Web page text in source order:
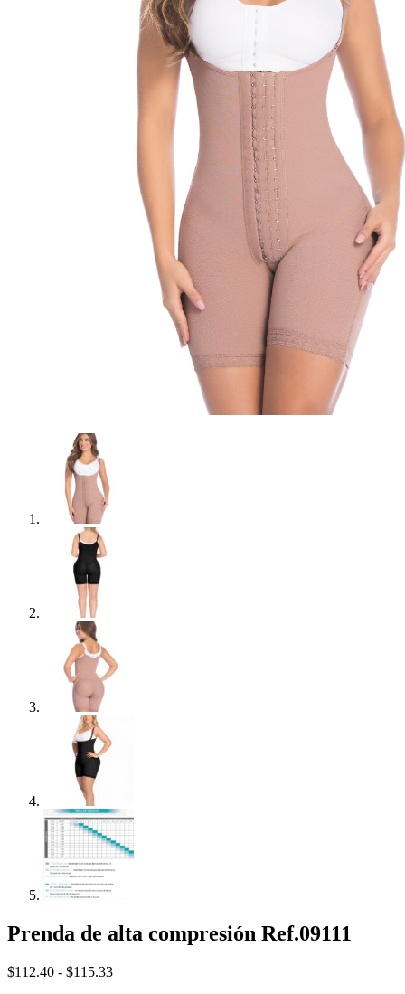
Prenda de alta compresión Ref.09111
$112.40 - $115.33Rango